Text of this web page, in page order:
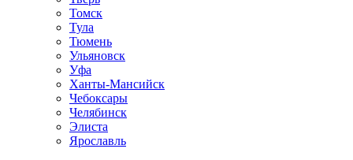
Томск
Тула
Тюмень
Ульяновск
Уфа
Ханты-Мансийск
Чебоксары
Челябинск
Элиста
Ярославль